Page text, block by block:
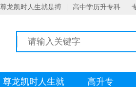
尊龙凯时人生就是搏 高中学历升专科
尊龙凯时人生就
高升专